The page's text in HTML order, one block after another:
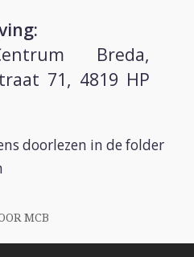
Breda,
71, 4819 HP
doorlezen in de folder
MCB